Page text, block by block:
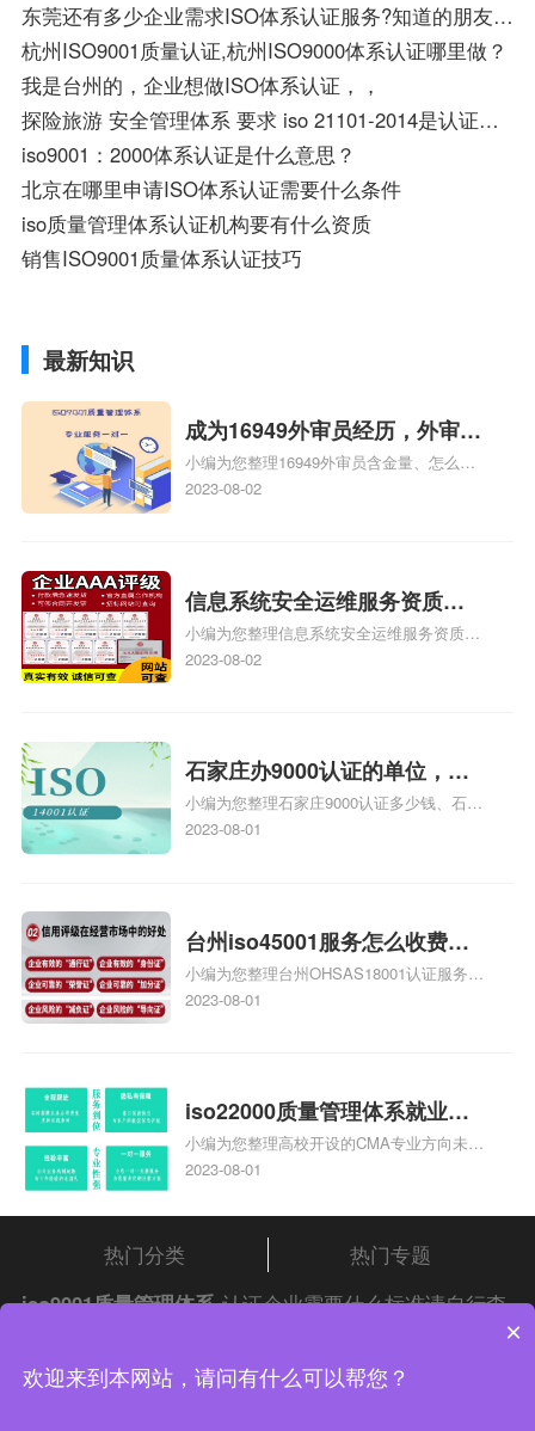
东莞还有多少企业需求ISO体系认证服务?知道的朋友可以合作共赢!
杭州ISO9001质量认证,杭州ISO9000体系认证哪里做？
我是台州的，企业想做ISO体系认证，，
探险旅游 安全管理体系 要求 iso 21101-2014是认证标准吗
iso9001：2000体系认证是什么意思？
北京在哪里申请ISO体系认证需要什么条件
iso质量管理体系认证机构要有什么资质
销售ISO9001质量体系认证技巧
最新知识
成为16949外审员经历，外审员
16949
小编为您整理16949外审员含金量、怎么才
能成为注册的TS16949:2009的外审员、我
2023-08-02
信息系统安全运维服务资质二
级费用，信息系统安全运维服
务资质二级
小编为您整理信息系统安全运维服务资质认
证证书机构有哪些、安全运维服务资质的费
体系认证知识，详情可查看下方正文！
2023-08-02
石家庄办9000认证的单位，石
家庄9000认证的公司
小编为您整理石家庄9000认证多少钱、石家
庄9000认证价格多少钱、石家庄9000认证
2023-08-01
台州iso45001服务怎么收费，
台州iso45001认证服务怎么收
费
小编为您整理台州OHSAS18001认证服务中
心哪家收费便宜、台州ISO9000认证，哪个
标准是什么相关iso体系认证知识，详情可
查看下方正文！
2023-08-01
iso22000质量管理体系就业方
向，质量管理与认证就业方向
小编为您整理高校开设的CMA专业方向未来
就业前景及就业方向如何、cma就业方向有
和cma未来就业方向、大学生考完cma，就
哪些就业方向相关iso体系认证知识，详情
可查看下方正文！
2023-08-01
热门分类
热门专题
iso9001质量管理体系 认证企业需要什么标准请自行查
中证集团体系认证 版权所有 Copyright © 2022
×
欢迎来到本网站，请问有什么可以帮您？